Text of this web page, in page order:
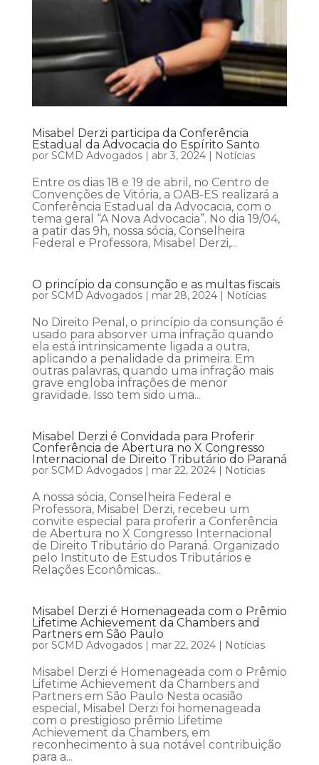
Misabel Derzi participa da Conferência
Estadual da Advocacia do Espírito Santo
por SCMD Advogados| abr 3, 2024| Notícias
Entre os dias 18 e 19 de abril, no Centro de
Convenções de Vitória, a OAB-ES realizará a
Conferência Estadual da Advocacia, com o
tema geral “A Nova Advocacia”. No dia 19/04,
a patir das 9h, nossa sócia, Conselheira
Federal e Professora, Misabel Derzi,...
O princípio da consunção e as multas fiscais
por SCMD Advogados| mar 28, 2024| Notícias
No Direito Penal, o princípio da consunção é
usado para absorver uma infração quando
ela está intrinsicamente ligada a outra,
aplicando a penalidade da primeira. Em
outras palavras, quando uma infração mais
grave engloba infrações de menor
gravidade. Isso tem sido uma...
Misabel Derzi é Convidada para Proferir
Conferência de Abertura no X Congresso
Internacional de Direito Tributário do Paraná
por SCMD Advogados| mar 22, 2024| Notícias
A nossa sócia, Conselheira Federal e
Professora, Misabel Derzi, recebeu um
convite especial para proferir a Conferência
de Abertura no X Congresso Internacional
de Direito Tributário do Paraná. Organizado
pelo Instituto de Estudos Tributários e
Relações Econômicas...
Misabel Derzi é Homenageada com o Prêmio
Lifetime Achievement da Chambers and
Partners em São Paulo
por SCMD Advogados| mar 22, 2024| Notícias
Misabel Derzi é Homenageada com o Prêmio
Lifetime Achievement da Chambers and
Partners em São Paulo Nesta ocasião
especial, Misabel Derzi foi homenageada
com o prestigioso prêmio Lifetime
Achievement da Chambers, em
reconhecimento à sua notável contribuição
para a...